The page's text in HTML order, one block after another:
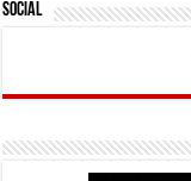
Social